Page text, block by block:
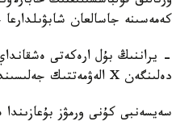
كەمەسىنە جاسالعان
- يراننىڭ بۇل ارەكەتى
دەلىنگەن X الەۋمەتتىك جەلىسىندە جاريالانعان مالىمدەمەدە.
سەيسەنبى كۇنى ورمۋز